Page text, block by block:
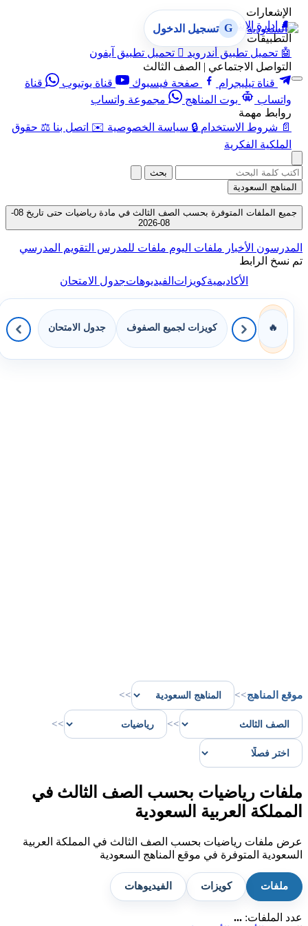
الإشعارات
🔔 إدارة الإشعارات
التطبيقات
🤖 تحميل تطبيق أندرويد  تحميل تطبيق آيفون
التواصل الاجتماعي | الصف الثالث
قناة تيليجرام
صفحة فيسبوك قناة يوتيوب
قناة
واتساب
بوت المناهج
مجموعة واتساب
روابط مهمة
📄 شروط الاستخدام 🔒 سياسة الخصوصية ✉️ اتصل بنا ⚖️ حقوق
الملكية الفكرية
G تسجيل الدخول
بحث
المناهج السعودية
جميع الملفات المتوفرة بحسب الصف الثالث في مادة رياضيات حتى تاريخ 08-
08-2026
المدرسون الأخبار ملفات اليوم ملفات للمدرس التقويم المدرسي
تم نسخ الرابط
الأكاديميةكويزاتالفيديوهاتجدول الامتحان
🔥 كويزات لجميع الصفوف جدول الامتحان
موقع المناهج>>
>>
>>
>>
ملفات رياضيات بحسب الصف الثالث في
المملكة العربية السعودية
عرض ملفات رياضيات بحسب الصف الثالث في المملكة العربية
السعودية المتوفرة في موقع المناهج السعودية
ملفات كويزات الفيديوهات
عدد الملفات: ...